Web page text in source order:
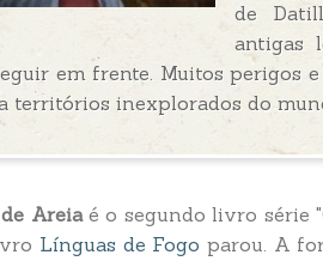
de
antigas
em frente. Muitos perigos
territórios inexplorados do
Areiaé o segundo livro série
Línguas de Fogo parou. A